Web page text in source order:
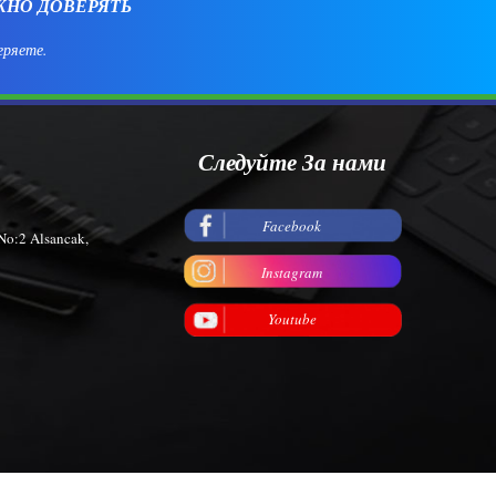
ДОВЕРЯТЬ
Alsancak,
Следуйте За нами
Facebook
Instagram
Youtube